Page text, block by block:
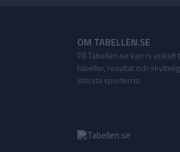
OM TABELLEN.SE
På Tabellen.se kan ni enkelt
tabeller, resultat och
största sporterna.